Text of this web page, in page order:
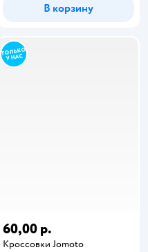
В корзину
60,00 р.
Кроссовки Jomoto